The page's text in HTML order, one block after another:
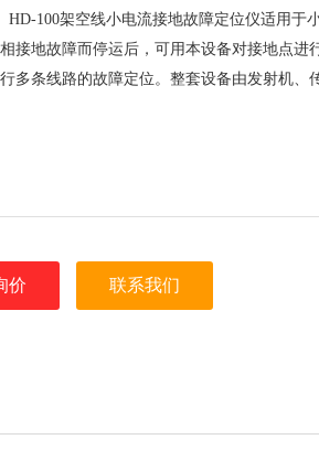
HD-100架空线小电流接地故障定位仪适用于
接地故障而停运后，可用本设备对接地点进
多条线路的故障定位。整套设备由发射机、
价 联系我们